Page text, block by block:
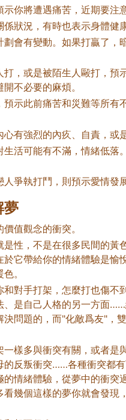
你將遭遇痛苦，近期要注
狀況，有時也表示身體健
會有變動。如果打贏了，
，或是被陌生人毆打，預
不必要的麻煩。
示此前痛苦和災難等所有
有強烈的內疚、自責，或
活可能有不滿，情緒低落
爭執打鬥，則預示愛情發
夢
值觀念的衝突。
性，不是在很多民間的黃
它帶給你的情緒體驗是愉
。
對手打架，怎麼打也傷不
、是自己人格的另一方面
問題的，而"化敵爲友"，
樣多與衝突有關，或者是
的反叛衝突……各種衝突都
情緒體驗，從夢中的衝突
看幾個這樣的夢你就會發現